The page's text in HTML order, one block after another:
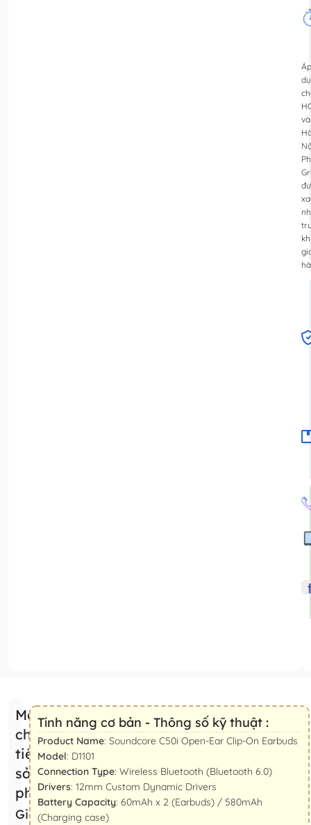
Áp
và
Mô tả
chi
tiết
sản
phẩm
Giới
Tính năng cơ bản - Thông số kỹ thuật :
Product Name: Soundcore C50i Open-Ear Clip-On Earbuds
Model: D1101
Connection Type: Wireless Bluetooth (Bluetooth 6.0)
Drivers: 12mm Custom Dynamic Drivers
Battery Capacity: 60mAh x 2 (Earbuds) / 580mAh
(Charging case)